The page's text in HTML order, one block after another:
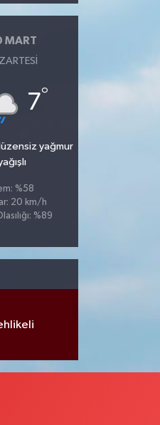
MART
7°
yağmur
%58
20 km/h
%89